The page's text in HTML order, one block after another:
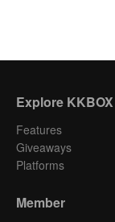
Explore KKBOX
Features
Giveaways
Platforms
Member